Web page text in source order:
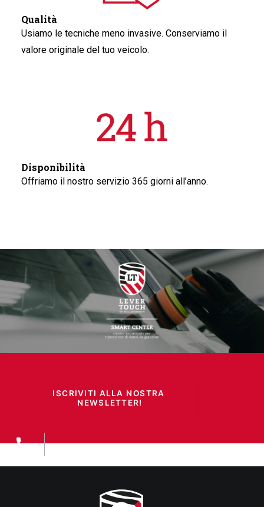
Qualità
Usiamo le tecniche meno invasive. Conserviamo il
valore originale del tuo veicolo.
Disponibilità
Offriamo il nostro servizio 365 giorni all’anno.
ISCRIVITI ALLA NOSTRA
NEWSLETTER!